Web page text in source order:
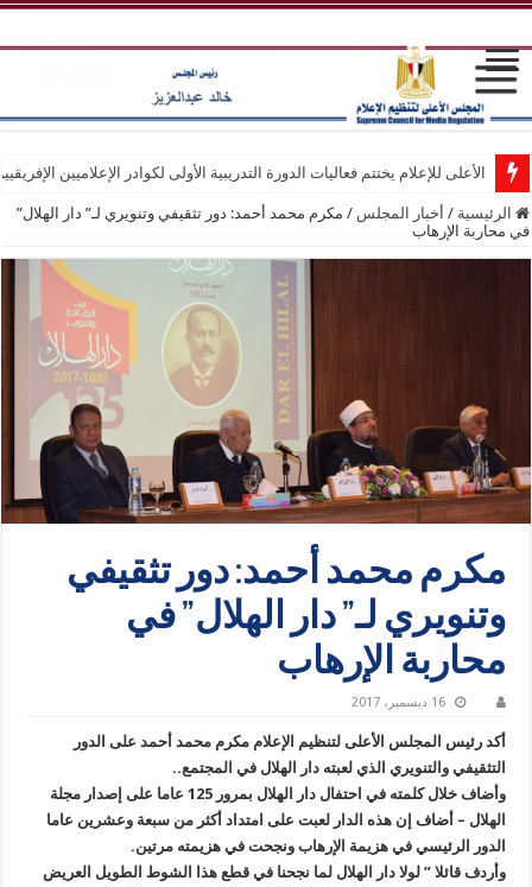
الأعلى للإعلام يختتم فعاليات الدورة التدريبية الأولى لكوادر الإعلاميين
الرئيسية / أخبار المجلس / مكرم محمد أحمد: دور تثقيفي وتنويري لـ” دار الهلال”
في محاربة الإرهاب
مكرم محمد أحمد: دور تثقيفي
وتنويري لـ” دار الهلال” في
محاربة الإرهاب
16 ديسمبر، 2017
أكد رئيس المجلس الأعلى لتنظيم الإعلام مكرم محمد أحمد على الدور
التثقيفي والتنويري الذي لعبته دار الهلال في المجتمع..
وأضاف خلال كلمته في احتفال دار الهلال بمرور 125 عاما على إصدار مجلة
الهلال – أضاف إن هذه الدار لعبت على امتداد أكثر من سبعة وعشرين عاما
الدور الرئيسي في هزيمة الإرهاب ونجحت في هزيمته مرتين.
وأردف قائلا ” لولا دار الهلال لما نجحنا في قطع هذا الشوط الطويل العريض